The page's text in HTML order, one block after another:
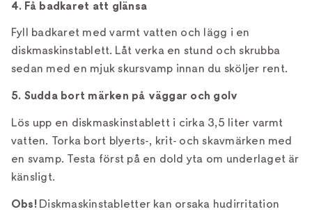
4. Få badkaret att glänsa
Fyll badkaret med varmt vatten och lägg i en
diskmaskinstablett. Låt verka en stund och skrubba
sedan med en mjuk skursvamp innan du sköljer rent.
5. Sudda bort märken på väggar och golv
Lös upp en diskmaskinstablett i cirka 3,5 liter varmt
vatten. Torka bort blyerts-, krit- och skavmärken med
en svamp. Testa först på en dold yta om underlaget är
känsligt.
Obs!Diskmaskinstabletter kan orsaka hudirritation